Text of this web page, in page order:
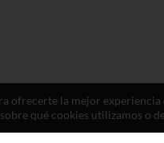
ofrecerte la mejor experiencia
qué cookies utilizamos o